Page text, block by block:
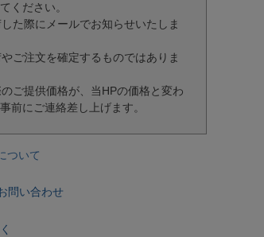
ください。
た際にメールでお知らせいたしま
ご注文を確定するものではありま
ご提供価格が、当HPの価格と変わ
前にご連絡差し上げます。
ついて
問い合わせ